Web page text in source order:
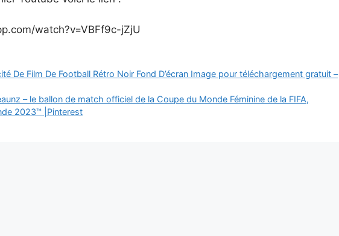
watch?v=VBFf9c-jZjU
De Film De Football Rétro Noir Fond D’écran Image pour téléchargement gratuit –
– le ballon de match officiel de la Coupe du Monde Féminine de la FIFA,
2023™ |Pinterest